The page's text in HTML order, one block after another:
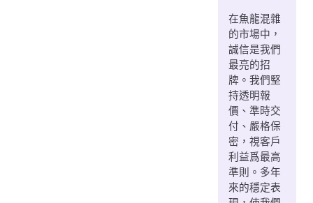
在魚龍混雜
的市場中，
誠信是我們
最亮的招
牌。我們堅
持透明報
價、準時交
付、嚴格保
密，視客戶
利益爲最高
準則。多年
來的穩定表